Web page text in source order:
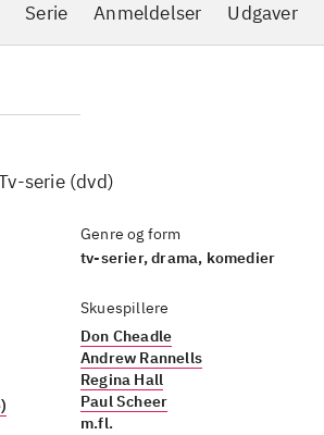
Serie Anmeldelser Udgaver
serie (dvd)
Genre og form
tv-serier, drama, komedier
Skuespillere
Don Cheadle
Andrew Rannells
Regina Hall
Paul Scheer
m.fl.